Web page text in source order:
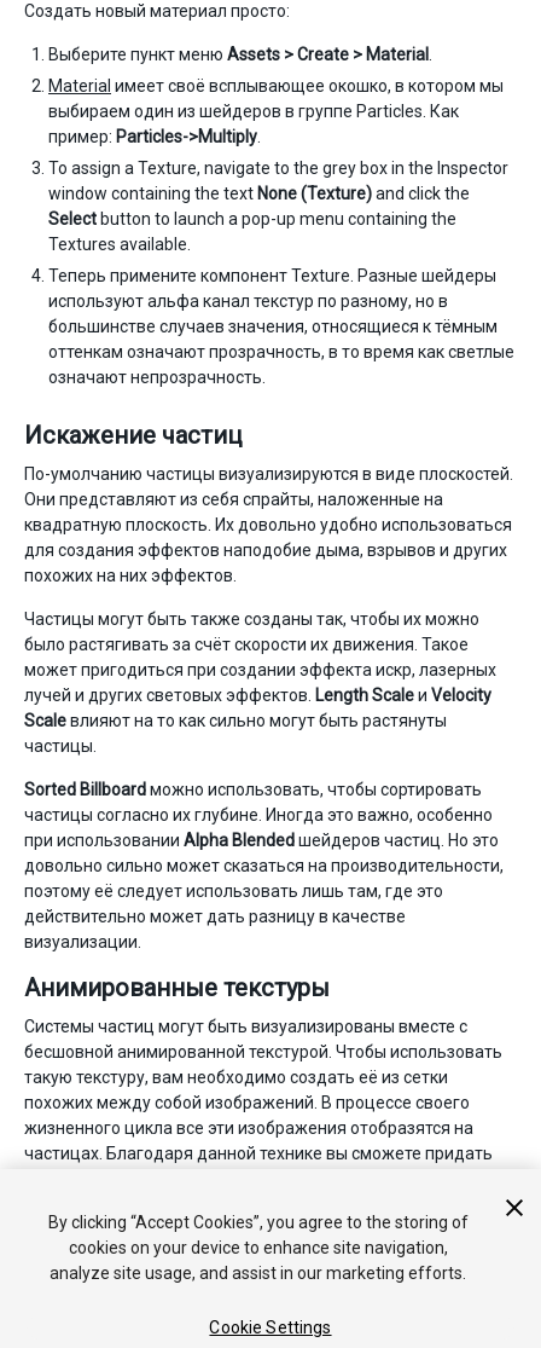
Создать новый материал просто:
Выберите пункт меню Assets > Create > Material.
Material имеет своё всплывающее окошко, в котором мы
выбираем один из шейдеров в группе Particles. Как
пример: Particles->Multiply.
To assign a Texture, navigate to the grey box in the Inspector
window containing the text None (Texture)and click the
Select button to launch a pop-up menu containing the
Textures available.
Теперь примените компонент Texture. Разные шейдеры
используют альфа канал текстур по разному, но в
большинстве случаев значения, относящиеся к тёмным
оттенкам означают прозрачность, в то время как светлые
означают непрозрачность.
Искажение частиц
По-умолчанию частицы визуализируются в виде плоскостей.
Они представляют из себя спрайты, наложенные на
квадратную плоскость. Их довольно удобно использоваться
для создания эффектов наподобие дыма, взрывов и других
похожих на них эффектов.
Частицы могут быть также созданы так, чтобы их можно
было растягивать за счёт скорости их движения. Такое
может пригодиться при создании эффекта искр, лазерных
лучей и других световых эффектов. Length Scaleи Velocity
Scaleвлияют на то как сильно могут быть растянуты
частицы.
Sorted Billboardможно использовать, чтобы сортировать
частицы согласно их глубине. Иногда это важно, особенно
при использовании Alpha Blendedшейдеров частиц. Но это
довольно сильно может сказаться на производительности,
поэтому её следует использовать лишь там, где это
действительно может дать разницу в качестве
визуализации.
Анимированные текстуры
Системы частиц могут быть визуализированы вместе с
бесшовной анимированной текстурой. Чтобы использовать
такую текстуру, вам необходимо создать её из сетки
похожих между собой изображений. В процессе своего
жизненного цикла все эти изображения отобразятся на
частицах. Благодаря данной технике вы сможете придать
объекты вроде листьев, газет или уличного мусора.
By clicking “Accept Cookies”, you agree to the storing of
cookies on your device to enhance site navigation,
analyze site usage, and assist in our marketing efforts.
Cookie Settings